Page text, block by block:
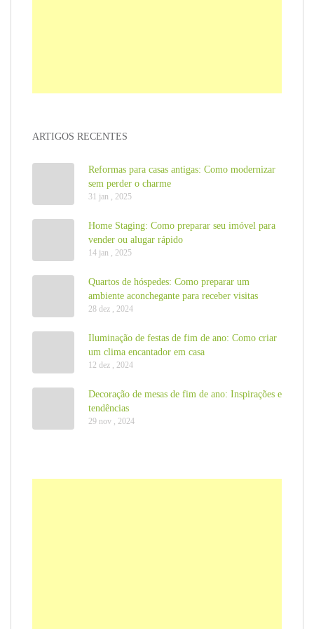
ARTIGOS RECENTES
Reformas para casas antigas: Como modernizar
sem perder o charme
31 jan , 2025
Home Staging: Como preparar seu imóvel para
vender ou alugar rápido
14 jan , 2025
Quartos de hóspedes: Como preparar um
ambiente aconchegante para receber visitas
28 dez , 2024
Iluminação de festas de fim de ano: Como criar
um clima encantador em casa
12 dez , 2024
Decoração de mesas de fim de ano: Inspirações e
tendências
29 nov , 2024